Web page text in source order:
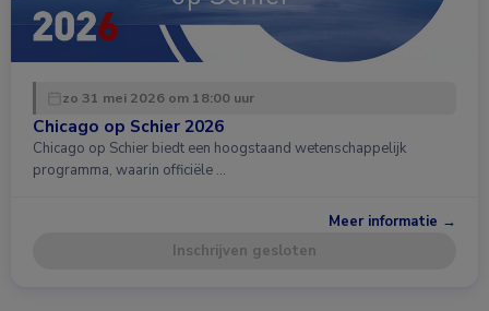
zo 31 mei 2026 om 18:00 uur
Chicago op Schier 2026
Chicago op Schier biedt een hoogstaand wetenschappelijk
programma, waarin officiële …
Meer informatie →
Inschrijven gesloten